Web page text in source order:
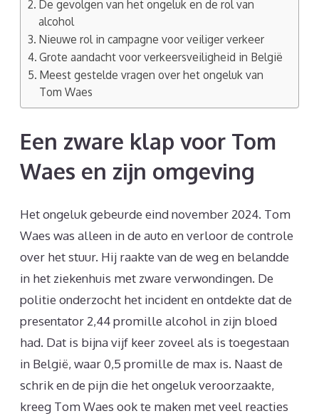
De gevolgen van het ongeluk en de rol van
alcohol
Nieuwe rol in campagne voor veiliger verkeer
Grote aandacht voor verkeersveiligheid in België
Meest gestelde vragen over het ongeluk van
Tom Waes
Een zware klap voor Tom
Waes en zijn omgeving
Het ongeluk gebeurde eind november 2024. Tom
Waes was alleen in de auto en verloor de controle
over het stuur. Hij raakte van de weg en belandde
in het ziekenhuis met zware verwondingen. De
politie onderzocht het incident en ontdekte dat de
presentator 2,44 promille alcohol in zijn bloed
had. Dat is bijna vijf keer zoveel als is toegestaan
in België, waar 0,5 promille de max is. Naast de
schrik en de pijn die het ongeluk veroorzaakte,
kreeg Tom Waes ook te maken met veel reacties